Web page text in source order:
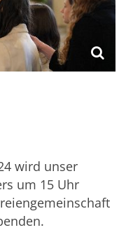
wird unser
um 15 Uhr